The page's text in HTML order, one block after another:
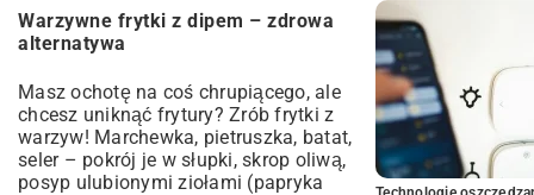
Warzywne frytki z dipem – zdrowa
alternatywa
Masz ochotę na coś chrupiącego, ale
chcesz uniknąć frytury? Zrób frytki z
warzyw! Marchewka, pietruszka, batat,
seler – pokrój je w słupki, skrop oliwą,
posyp ulubionymi ziołami (papryka